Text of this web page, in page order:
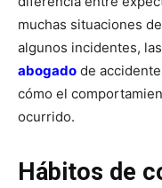
muchas situaciones
algunos incidentes,
abogado de
cómo el
ocurrido.
Hábitos de